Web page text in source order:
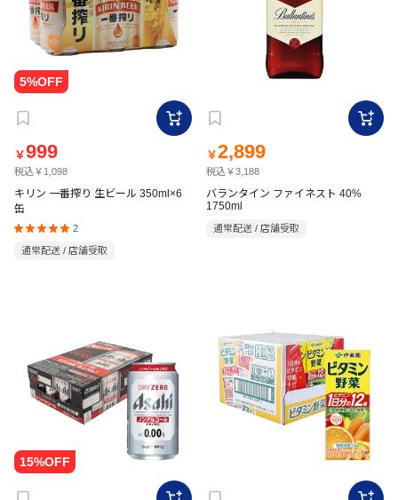
￥999
税込￥1,098
キリン 一番搾り 生ビール 350ml×6
缶
2
通常配送 / 店舗受取
￥2,899
税込￥3,188
バランタイン ファイネスト 40%
1750ml
通常配送 / 店舗受取